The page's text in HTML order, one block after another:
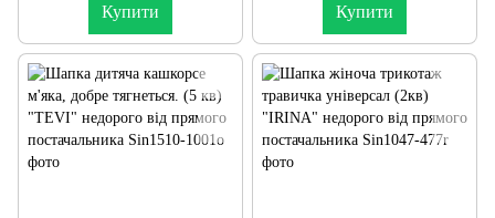
Купити Купити